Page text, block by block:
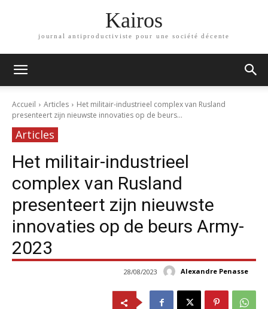
Kairos
journal antiproductiviste pour une société décente
Accueil Articles
Het militair-industrieel complex van Rusland
presenteert zijn nieuwste innovaties op de beurs...
Articles
Het militair-industrieel
complex van Rusland
presenteert zijn nieuwste
innovaties op de beurs Army-
2023
Alexandre Penasse
28/08/2023